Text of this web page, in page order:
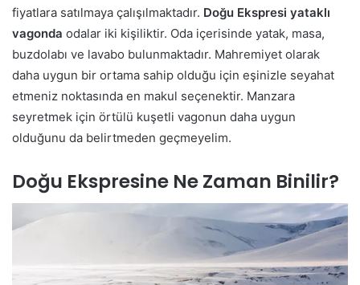
fiyatlara satılmaya çalışılmaktadır. Doğu Ekspresi yataklı
vagonda odalar iki kişiliktir. Oda içerisinde yatak, masa,
buzdolabı ve lavabo bulunmaktadır. Mahremiyet olarak
daha uygun bir ortama sahip olduğu için eşinizle seyahat
etmeniz noktasında en makul seçenektir. Manzara
seyretmek için örtülü kuşetli vagonun daha uygun
olduğunu da belirtmeden geçmeyelim.
Doğu Ekspresine Ne Zaman Binilir?